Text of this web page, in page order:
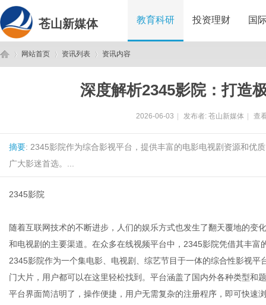
苍山新媒体 教育科研 投资理财 国
网站首页 资讯列表 资讯内容
深度解析2345影院：打造
2026-06-03 发布者: 苍山新媒体 查
摘要: 2345影院作为综合影视平台，提供丰富的电影电视剧资源和优
广大影迷首选。...
2345影院
随着互联网技术的不断进步，人们的娱乐方式也发生了翻天覆地的变
和电视剧的主要渠道。在众多在线视频平台中，2345影院凭借其丰
2345影院作为一个集电影、电视剧、综艺节目于一体的综合性影视
门大片，用户都可以在这里轻松找到。平台涵盖了国内外各种类型和
平台界面简洁明了，操作便捷，用户无需复杂的注册程序，即可快速